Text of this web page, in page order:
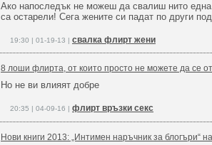
Ако напоследък не можеш да свалиш нито
са остарели! Сега жените си падат по други
19:30 | 01-19-13 | свалка флирт жени
8 лоши флирта, от които просто не можете да се
Но не ви влияят добре
20:35 | 04-09-16 | флирт връзки секс
Нови книги 2013: „Интимен наръчник за блогъри“